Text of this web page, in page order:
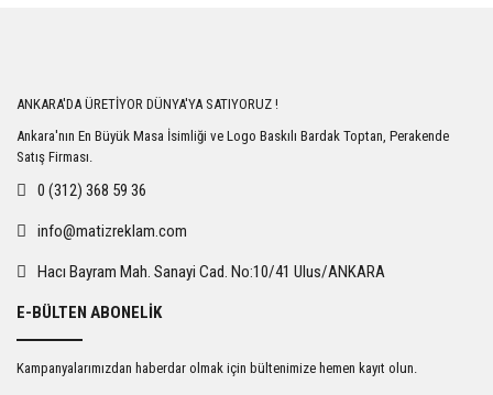
ANKARA'DA ÜRETİYOR DÜNYA'YA SATIYORUZ !
Ankara'nın En Büyük Masa İsimliği ve Logo Baskılı Bardak Toptan, Perakende
Satış Firması.
0 (312) 368 59 36
info@matizreklam.com
Hacı Bayram Mah. Sanayi Cad. No:10/41 Ulus/ANKARA
E-BÜLTEN ABONELİK
Kampanyalarımızdan haberdar olmak için bültenimize hemen kayıt olun.